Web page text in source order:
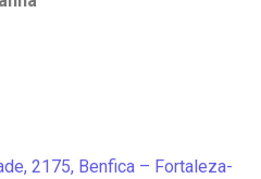
2175, Benfica – Fortaleza-